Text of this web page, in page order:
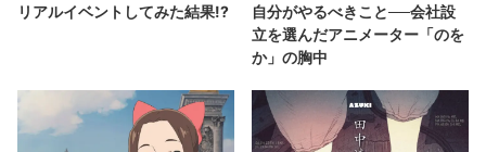
リアルイベントしてみた結果!?
自分がやるべきこと──会社設
立を選んだアニメーター「のを
か」の胸中